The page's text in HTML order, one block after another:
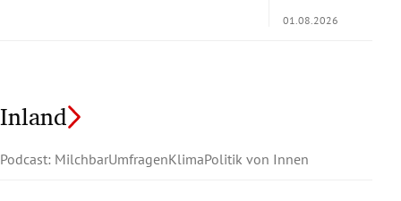
01.08.2026
Inland
Podcast: MilchbarUmfragenKlimaPolitik von Innen